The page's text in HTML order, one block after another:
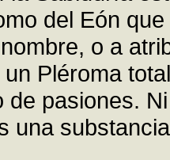
del Eón
o a
Pléroma
de pasiones.
una